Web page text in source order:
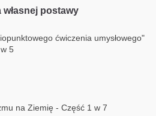
własnej postawy
ćwiczenia umysłowego"
5
na Ziemię - Część 1 w 7